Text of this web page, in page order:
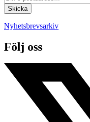
Nyhetsbrevsarkiv
Följ oss